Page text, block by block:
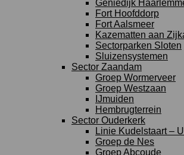
Geniedijk
Fort Hoofddorp
Fort Aalsmeer
Kazematten aan
Sectorparken Sloten
Sluizensystemen
Sector Zaandam
Groep Wormerveer
Groep Westzaan
IJmuiden
Hembrugterrein
Sector Ouderkerk
Linie Kudelstaart –
Groep de Nes
Groep Abcoude